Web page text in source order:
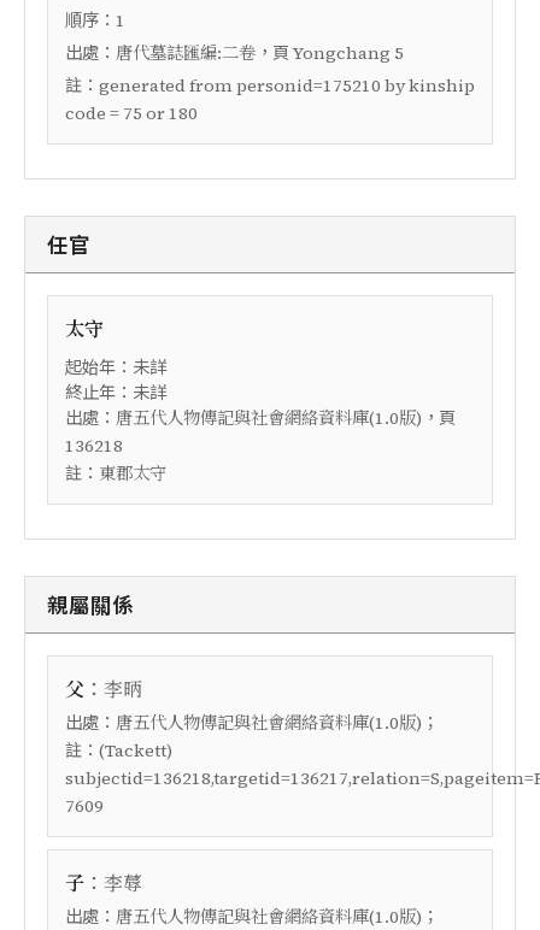
順序： 1
出處： 唐代墓誌匯編:二卷 ，頁 Yongchang 5
註： generated from personid=175210 by kinship
code = 75 or 180
任官
太守
起始年：未詳
終止年：未詳
出處： 唐五代人物傳記與社會網絡資料庫(1.0版) ，頁
136218
註： 東郡太守
親屬關係
父 ： 李昞
出處： 唐五代人物傳記與社會網絡資料庫(1.0版) ；
註： (Tackett)
7609
子 ： 李蓐
出處： 唐五代人物傳記與社會網絡資料庫(1.0版) ；